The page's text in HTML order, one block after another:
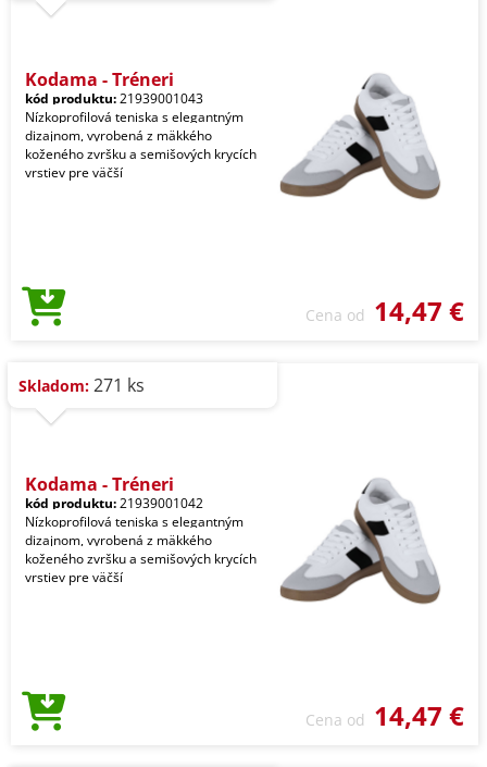
Kodama - Tréneri
kód produktu:21939001043
Nízkoprofilová teniska s elegantným
dizajnom, vyrobená z mäkkého
koženého zvršku a semišových krycích
vrstiev pre väčší
Cena od 14,47 €
Skladom: 271 ks
Kodama - Tréneri
kód produktu:21939001042
Nízkoprofilová teniska s elegantným
dizajnom, vyrobená z mäkkého
koženého zvršku a semišových krycích
vrstiev pre väčší
Cena od 14,47 €